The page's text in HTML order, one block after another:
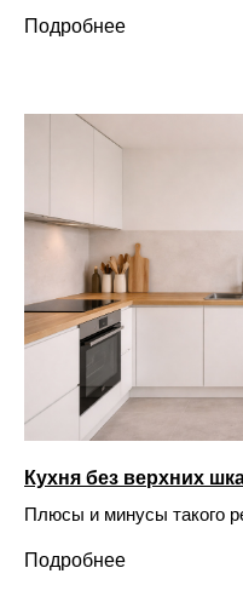
Подробнее
Кухня без верхних
Плюсы и минусы такого
Подробнее